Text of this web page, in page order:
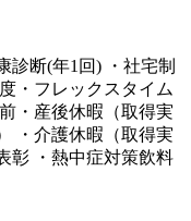
診断(年1回) ・社宅制
・フレックスタイム
・産後休暇（取得実
・介護休暇（取得実
彰 ・熱中症対策飲料